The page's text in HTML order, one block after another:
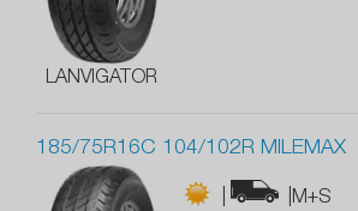
LANVIGATOR
185/75R16C 104/102R MILEMAX
| |M+S